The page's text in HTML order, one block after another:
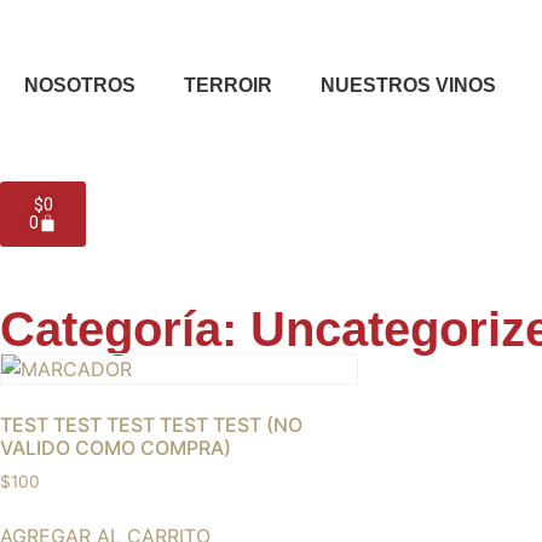
NOSOTROS TERROIR NUESTROS VINOS
$0
0
Categoría:
TEST TEST TEST TEST TEST (NO
VALIDO COMO COMPRA)
$100
AGREGAR AL CARRITO